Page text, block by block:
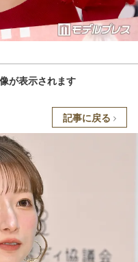
が表示されます
記事に戻る